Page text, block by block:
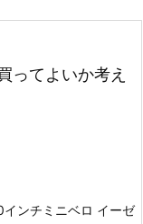
ってよいか考え
ンチミニベロ イーゼ